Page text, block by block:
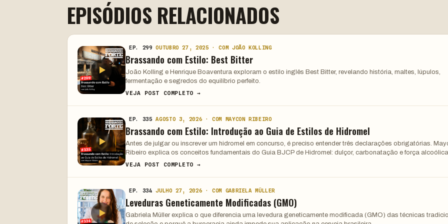
EPISÓDIOS RELACIONADOS
EP. 299 OUTUBRO 27, 2025 · COM JOÃO KOLLING
Brassando com Estilo: Best Bitter
João Kolling e Henrique Boaventura exploram o estilo inglês Best Bitter, revelando história, maltes, lúpulos,
fermentação e segredos do equilíbrio perfeito.
VEJA POST COMPLETO →
EP. 335 AGOSTO 3, 2026 · COM MAYCON RIBEIRO
Brassando com Estilo: Introdução ao Guia de Estilos de Hidromel
Antes de julgar ou inscrever um hidromel em concurso, é preciso entender três declarações obrigatórias.
Ribeiro explica os conceitos fundamentais do Guia BJCP de Hidromel: dulçor, carbonatação e força
VEJA POST COMPLETO →
EP. 334 JULHO 27, 2026 · COM GABRIELA MÜLLER
Leveduras Geneticamente Modificadas (GMO)
Gabriela Müller explica o que diferencia uma levedura geneticamente modificada (GMO) das técnicas